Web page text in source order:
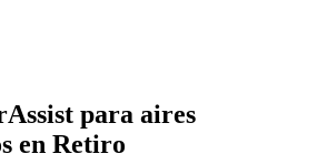
para aires
en Retiro